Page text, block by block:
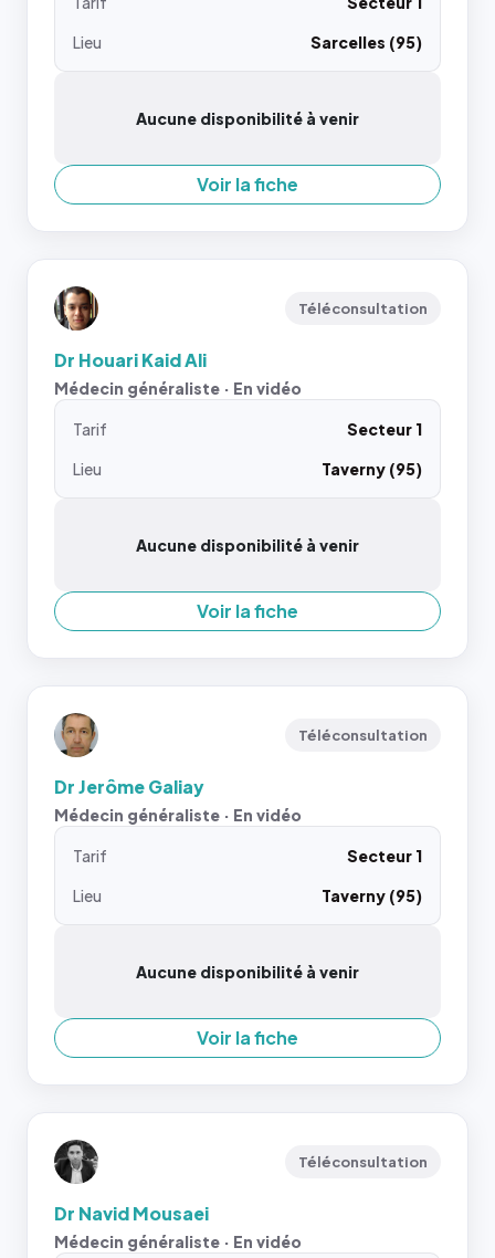
Lieu
Sarcelles (95)
Aucune disponibilité à venir
Voir la fiche
Téléconsultation
Dr Houari Kaid Ali
Médecin généraliste · En vidéo
Tarif
Secteur 1
Lieu
Taverny (95)
Aucune disponibilité à venir
Voir la fiche
Téléconsultation
Dr Jerôme Galiay
Médecin généraliste · En vidéo
Tarif
Secteur 1
Lieu
Taverny (95)
Aucune disponibilité à venir
Voir la fiche
Téléconsultation
Dr Navid Mousaei
Médecin généraliste · En vidéo